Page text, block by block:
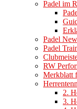
Padel im
Padel
Padel
RW
Merkblatt
2.
3.